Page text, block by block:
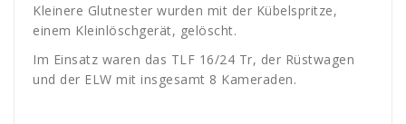
Kleinere Glutnester wurden mit der Kübelspritze,
einem Kleinlöschgerät, gelöscht.
Im Einsatz waren das TLF 16/24 Tr, der Rüstwagen
und der ELW mit insgesamt 8 Kameraden.